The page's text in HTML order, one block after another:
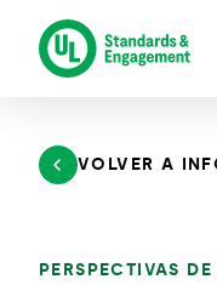
contenido
VOLVER A
PERSPECTIVAS